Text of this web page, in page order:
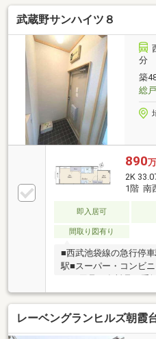
要望にもお答えできま
や当社でしか扱ってい
メ物件をご紹介！◆ア
人資格保持者アフター
◆お住まいの購入にか
35】・【家電販売】・
し】等におせっかいを
武蔵野サンハイツ８
分
築
総
890
2K
1階 南
即入居可
間取り図有り
■西武池袋線の急行停
駅■スーパー・コンビ
静な住宅街■南西向き
力のあるクローゼット
レーベングランヒルズ朝霞